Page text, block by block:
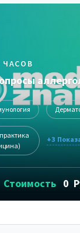
ЧАСОВ
+3
Стоимость 0